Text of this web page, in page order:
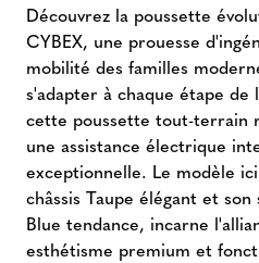
Découvrez la poussette
CYBEX, une prouesse
mobilité des familles
s'adapter à chaque étape
cette poussette tout-terrain
une assistance électrique
exceptionnelle. Le modèle
châssis Taupe élégant et
Blue tendance, incarne
esthétisme premium et